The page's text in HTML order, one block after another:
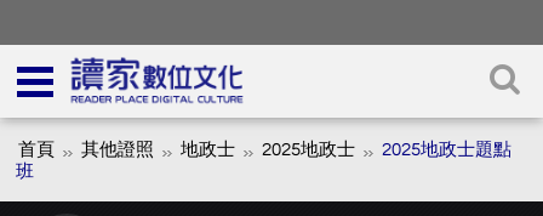
首頁 其他證照 地政士 2025地政士
2025地政士題點
班